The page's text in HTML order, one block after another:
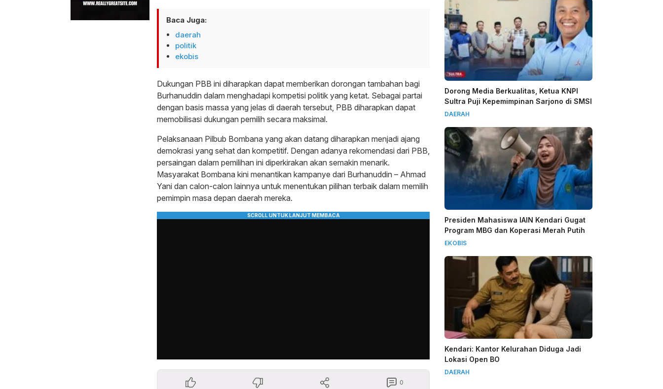
Baca Juga:
daerah
politik
ekobis
Dukungan PBB ini diharapkan dapat memberikan dorongan tambahan bagi
Burhanuddin dalam menghadapi kompetisi politik yang ketat. Sebagai partai
dengan basis massa yang jelas di daerah tersebut, PBB diharapkan dapat
memobilisasi dukungan pemilih secara maksimal.
Pelaksanaan Pilbub Bombana yang akan datang diharapkan menjadi ajang
demokrasi yang sehat dan kompetitif. Dengan adanya rekomendasi dari PBB,
persaingan dalam pemilihan ini diperkirakan akan semakin menarik.
Masyarakat Bombana kini menantikan kampanye dari Burhanuddin – Ahmad
Yani dan calon-calon lainnya untuk menentukan pilihan terbaik dalam memilih
pemimpin masa depan daerah mereka.
0
Dorong Media Berkualitas, Ketua KNPI
Sultra Puji Kepemimpinan Sarjono di SMSI
DAERAH
Presiden Mahasiswa IAIN Kendari Gugat
Program MBG dan Koperasi Merah Putih
EKOBIS
Kendari: Kantor Kelurahan Diduga Jadi
Lokasi Open BO
DAERAH